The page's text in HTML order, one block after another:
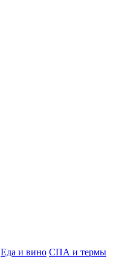
Еда и вино СПА и термы